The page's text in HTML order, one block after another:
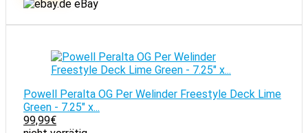
eBay
Powell Peralta OG Per Welinder Freestyle Deck Lime
Green - 7.25" x...
99,99€